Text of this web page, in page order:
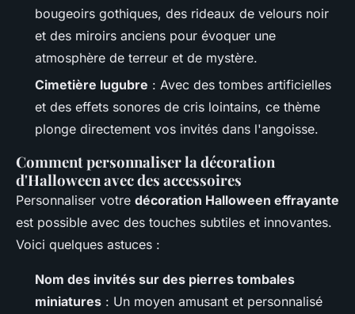
bougeoirs gothiques, des rideaux de velours noir
et des miroirs anciens pour évoquer une
atmosphère de terreur et de mystère.
Cimetière lugubre : Avec des tombes artificielles
et des effets sonores de cris lointains, ce thème
plonge directement vos invités dans l'angoisse.
Comment personnaliser la décoration
d'Halloween avec des accessoires
Personnaliser votre décoration Halloween effrayante
est possible avec des touches subtiles et innovantes.
Voici quelques astuces :
Nom des invités sur des pierres tombales
miniatures : Un moyen amusant et personnalisé